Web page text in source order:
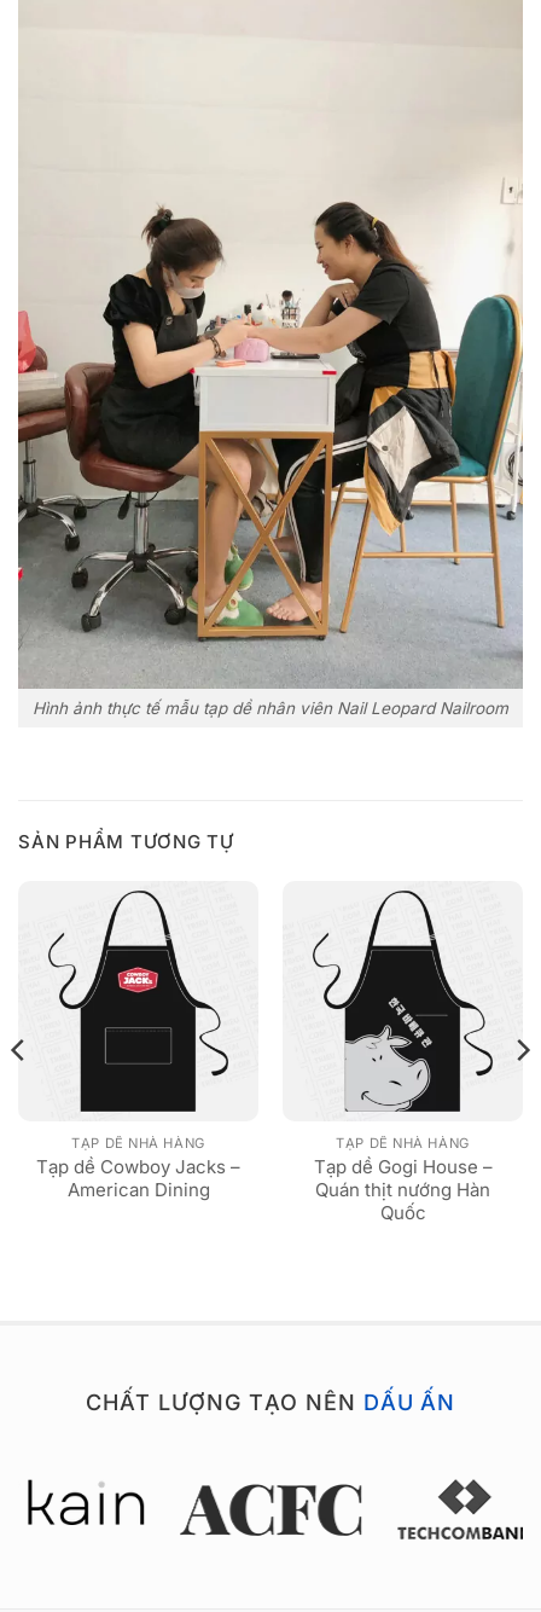
Hình ảnh thực tế mẫu tạp dề nhân viên Nail Leopard Nailroom
SẢN PHẨM TƯƠNG TỰ
TẠP DỀ NHÀ HÀNG
Tạp dề Cowboy Jacks –
American Dining
TẠP DỀ NHÀ HÀNG
Tạp dề Gogi House –
Quán thịt nướng Hàn
Quốc
CHẤT LƯỢNG TẠO NÊN DẤU ẤN